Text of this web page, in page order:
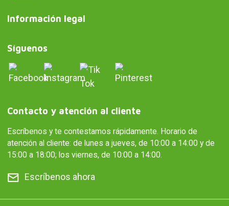
Información legal
Síguenos
Contacto y atención al cliente
Escríbenos y te contestamos rápidamente. Horario de
atención al cliente: de lunes a jueves, de 10:00 a 14:00 y de
15:00 a 18:00; los viernes, de 10:00 a 14:00.
Escríbenos ahora